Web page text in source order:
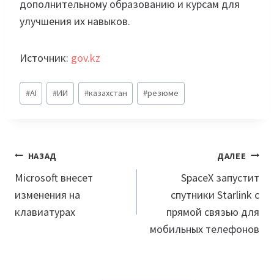
дополнительному образованию и курсам для
улучшения их навыков.
Источник: gov.kz
Метки
записи:
#AI #ИИ #казахстан #резюме
Навигация
по
записям
НАЗАД
Microsoft внесет
изменения на
клавиатурах
ДАЛЕЕ
SpaceX запустит
спутники Starlink с
прямой связью для
мобильных телефонов